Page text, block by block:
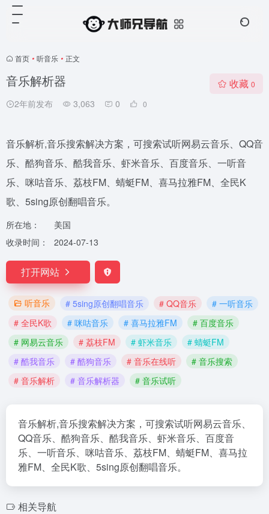
首页 • 听音乐 • 正文
音乐解析器
2年前发布 3,063 0 0
收藏 0
音乐解析,音乐搜索解决方案，可搜索试听网易云音乐、QQ音
乐、酷狗音乐、酷我音乐、虾米音乐、百度音乐、一听音
乐、咪咕音乐、荔枝FM、蜻蜓FM、喜马拉雅FM、全民K
歌、5sing原创翻唱音乐。
所在地：
美国
收录时间：
2024-07-13
打开网站
听音乐 # 5sing原创翻唱音乐 # QQ音乐
# 一听音乐
# 全民K歌
# 咪咕音乐 # 喜马拉雅FM
# 百度音乐
# 网易云音乐
# 荔枝FM # 虾米音乐
# 蜻蜓FM
# 酷我音乐
# 酷狗音乐 # 音乐在线听
# 音乐搜索
# 音乐解析
# 音乐解析器 # 音乐试听
音乐解析,音乐搜索解决方案，可搜索试听网易云音乐、
QQ音乐、酷狗音乐、酷我音乐、虾米音乐、百度音
乐、一听音乐、咪咕音乐、荔枝FM、蜻蜓FM、喜马拉
雅FM、全民K歌、5sing原创翻唱音乐。
相关导航